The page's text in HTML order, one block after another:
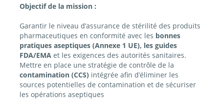
Objectif de la mission :
Garantir le niveau d’assurance de stérilité des produits
pharmaceutiques en conformité avec les bonnes
pratiques aseptiques (Annexe 1 UE), les guides
FDA/EMA et les exigences des autorités sanitaires.
Mettre en place une stratégie de contrôle de la
contamination (CCS)intégrée afin d’éliminer les
sources potentielles de contamination et de sécuriser
les opérations aseptiques